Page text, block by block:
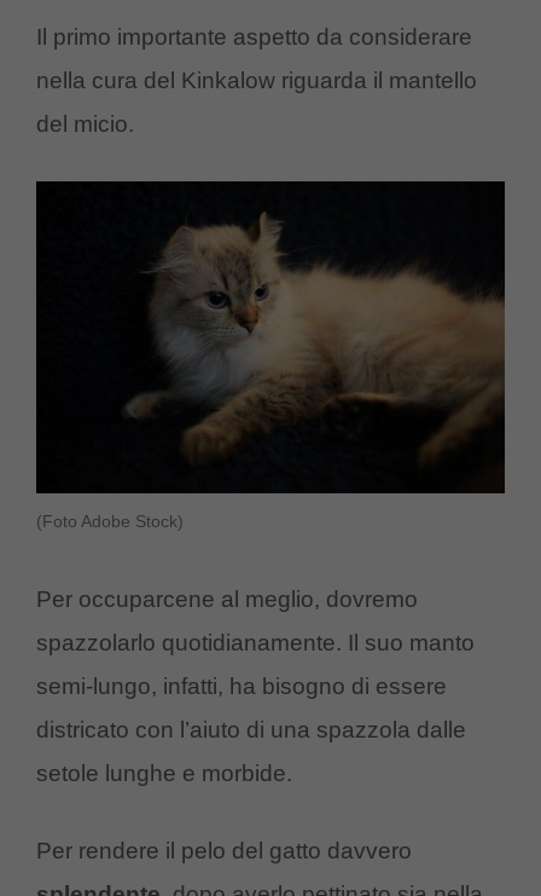
Il primo importante aspetto da considerare
nella cura del Kinkalow riguarda il mantello
del micio.
(Foto Adobe Stock)
Per occuparcene al meglio, dovremo
spazzolarlo quotidianamente. Il suo manto
semi-lungo, infatti, ha bisogno di essere
districato con l’aiuto di una spazzola dalle
setole lunghe e morbide.
Per rendere il pelo del gatto davvero